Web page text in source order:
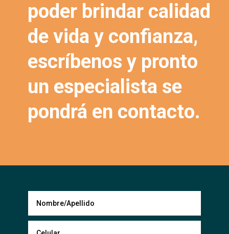
poder brindar calidad
de vida y confianza,
escríbenos y pronto
un especialista se
pondrá en contacto.